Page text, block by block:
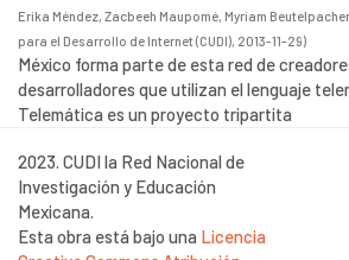
Erika Méndez, Zacbeeh Maupomé, Myriam Beutelpacher.
para el Desarrollo de Internet (CUDI), 2013-11-29)
México forma parte de esta red de
desarrolladores que utilizan el lenguaje
Telemática es un proyecto tripartita
2023. CUDI la Red Nacional de
Investigación y Educación
Mexicana.
Esta obra está bajo una Licencia